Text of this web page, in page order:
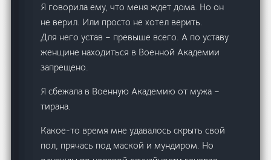
Я говорила ему, что меня ждет дома. Но он
не верил. Или просто не хотел верить.
Для него устав – превыше всего. А по уставу
женщине находиться в Военной Академии
запрещено.
Я сбежала в Военную Академию от мужа –
тирана.
Какое-то время мне удавалось скрыть свой
пол, прячась под маской и мундиром. Но